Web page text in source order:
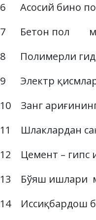
6 Асосий бино
7 Бетон пол м3
8 Полимерли
9 Электр
10 Занг
11 Шлаклардан
12 Цемент –
13 Бўяш ишлари
14 Иссиқбардош